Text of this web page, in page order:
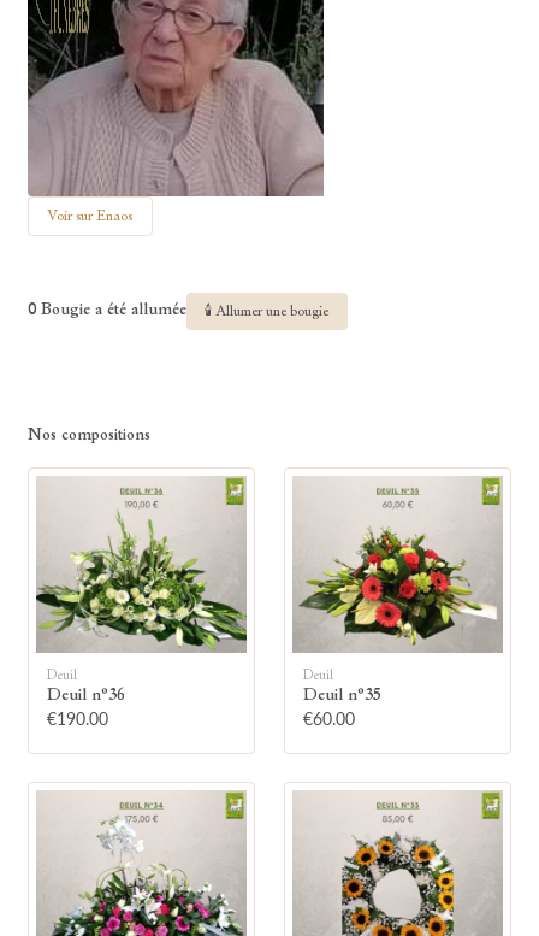
Voir sur Enaos
0 Bougie a été allumée 🕯 Allumer une bougie
Allumez une bougie
Montrez votre soutien à la famille en
allumant symboliquement une bougie.
Nos compositions
Deuil
Deuil n°36
€190.00
Deuil
Deuil n°35
€60.00